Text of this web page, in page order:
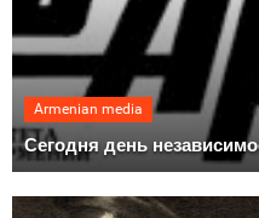
Armenian media
Сегодня день